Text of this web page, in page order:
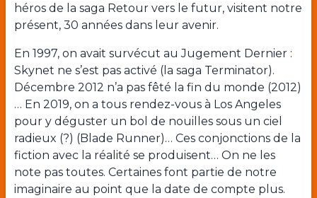
héros de la saga Retour vers le futur, visitent notre
présent, 30 années dans leur avenir.
En 1997, on avait survécut au Jugement Dernier :
Skynet ne s’est pas activé (la saga Terminator).
Décembre 2012 n’a pas fêté la fin du monde (2012)
… En 2019, on a tous rendez-vous à Los Angeles
pour y déguster un bol de nouilles sous un ciel
radieux (?) (Blade Runner)… Ces conjonctions de la
fiction avec la réalité se produisent… On ne les
note pas toutes. Certaines font partie de notre
imaginaire au point que la date de compte plus.